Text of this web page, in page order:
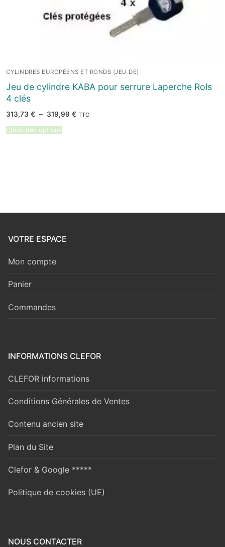
CYLINDRES EUROPÉENS ET RONDS (JEU DE)
Jeu de cylindre KABA pour serrure Laperche Rols
4 clés
313,73 € – 319,99 €Plage
TTC
Choix des options
VOTRE ESPACE
Mon compte
Panier
Commandes
INFORMATIONS CLEFOR
CLEFOR informations
Conditions Générales de Ventes
Contenu ancien site
Plan du Site
Clefor & Google *****
Politique de cookies (UE)
NOUS CONTACTER